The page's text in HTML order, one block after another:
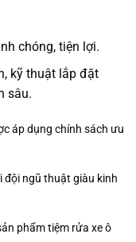
chóng, tiện lợi.
kỹ thuật lắp đặt
sâu.
áp dụng chính sách ưu
đội ngũ thuật giàu kinh
phẩm tiệm rửa xe ô